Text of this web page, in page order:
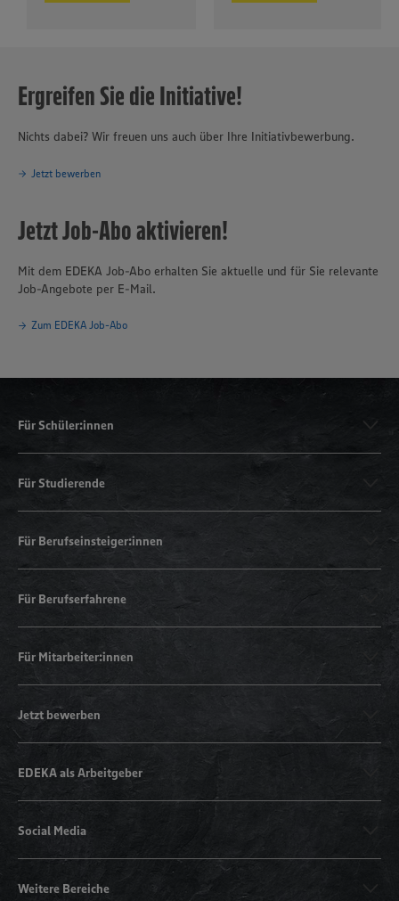
Ergreifen Sie die Initiative!
Nichts dabei? Wir freuen uns auch über Ihre Initiativbewerbung.
Jetzt bewerben
Jetzt Job-Abo aktivieren!
Mit dem EDEKA Job-Abo erhalten Sie aktuelle und für Sie relevante
Job-Angebote per E-Mail.
Zum EDEKA Job-Abo
Für Schüler:innen
Für Studierende
Für Berufseinsteiger:innen
Für Berufserfahrene
Für Mitarbeiter:innen
Jetzt bewerben
EDEKA als Arbeitgeber
Social Media
Weitere Bereiche